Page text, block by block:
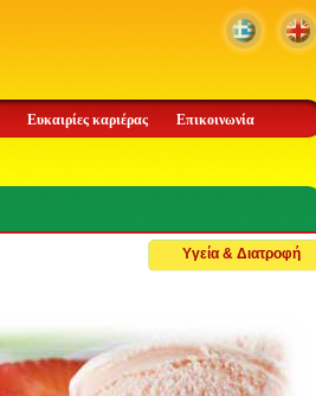
Ευκαιρίες καριέρας Επικοινωνία
Υγεία & Διατροφή